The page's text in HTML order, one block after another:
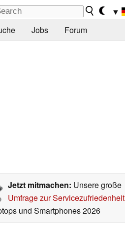
▼
Jobs Forum
Jetzt mitmachen: Unsere große
Umfrage zur Servicezufriedenheit
und Smartphones 2026